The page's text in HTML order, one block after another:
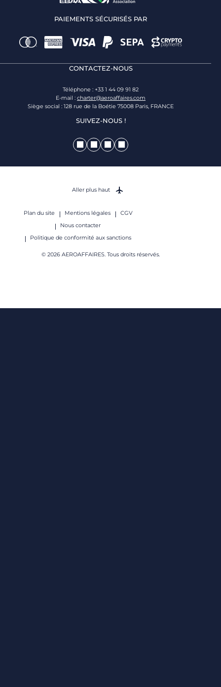
PAIEMENTS SÉCURISÉS PAR
CONTACTEZ-NOUS
Téléphone : +33 1 44 09 91 82
E-mail : charter@aeroaffaires.com
Siège social : 128 rue de la Boétie 75008 Paris, FRANCE
SUIVEZ-NOUS !
Plan du site Mentions légales
CGV
Nous contacter
Politique de conformité aux sanctions
© 2026 AEROAFFAIRES. Tous droits réservés.
Aller plus haut